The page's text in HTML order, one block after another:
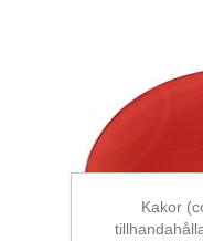
Kakor